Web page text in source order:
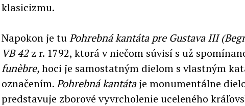
klasicizmu.
Napokon je tuPohrebná kantáta pre Gustava III
VB 42z r. 1792, ktorá v niečom súvisí s už
funèbre,hoci je samostatným dielom s vlastným
označením.Pohrebná kantátaje monumentálne
predstavuje zborové vyvrcholenie uceleného